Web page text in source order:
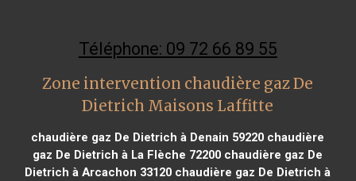
Téléphone: 09 72 66 89 55
Zone intervention chaudière gaz De
Dietrich Maisons Laffitte
chaudière gaz De Dietrich à Denain 59220 chaudière
gaz De Dietrich à La Flèche 72200 chaudière gaz De
Dietrich à Arcachon 33120 chaudière gaz De Dietrich à